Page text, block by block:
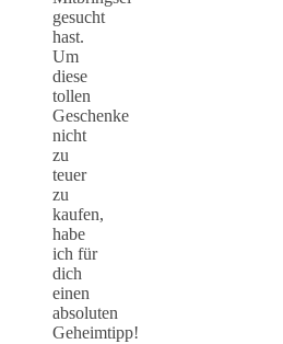
gesucht
hast.
Um
diese
tollen
Geschenke
nicht
zu
teuer
zu
kaufen,
habe
ich für
dich
einen
absoluten
Geheimtipp!